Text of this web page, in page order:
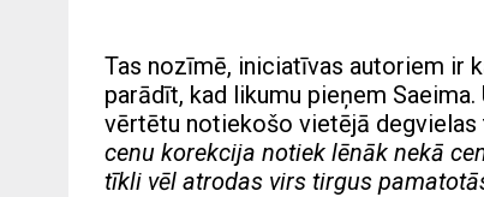
Tas nozīmē, iniciatīvas autoriem ir
parādīt, kad likumu pieņem
vērtētu notiekošo vietējā degvielas
cenu korekcija notiek lēnāk nekā
tīkli vēl atrodas virs tirgus